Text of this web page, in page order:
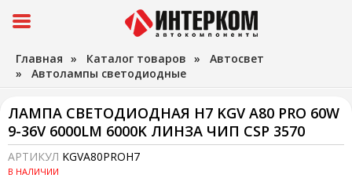
Главная » Каталог товаров » Автосвет
» Автолампы светодиодные
ЛАМПА СВЕТОДИОДНАЯ H7 KGV A80 PRO 60W
9-36V 6000LM 6000K ЛИНЗА ЧИП CSP 3570
АРТИКУЛ KGVA80PROH7
В НАЛИЧИИ